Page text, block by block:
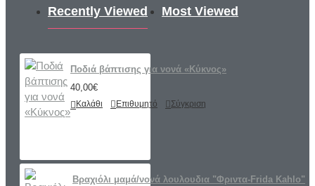
Recently Viewed Most Viewed
Ποδιά βάπτισης για νονά «Κύκνος»
40,00€
Καλάθι Επιθυμητό Σύγκριση
Βραχιόλι μαμά/νονά λουλουδια "Φριντα-Frida Kahlo"